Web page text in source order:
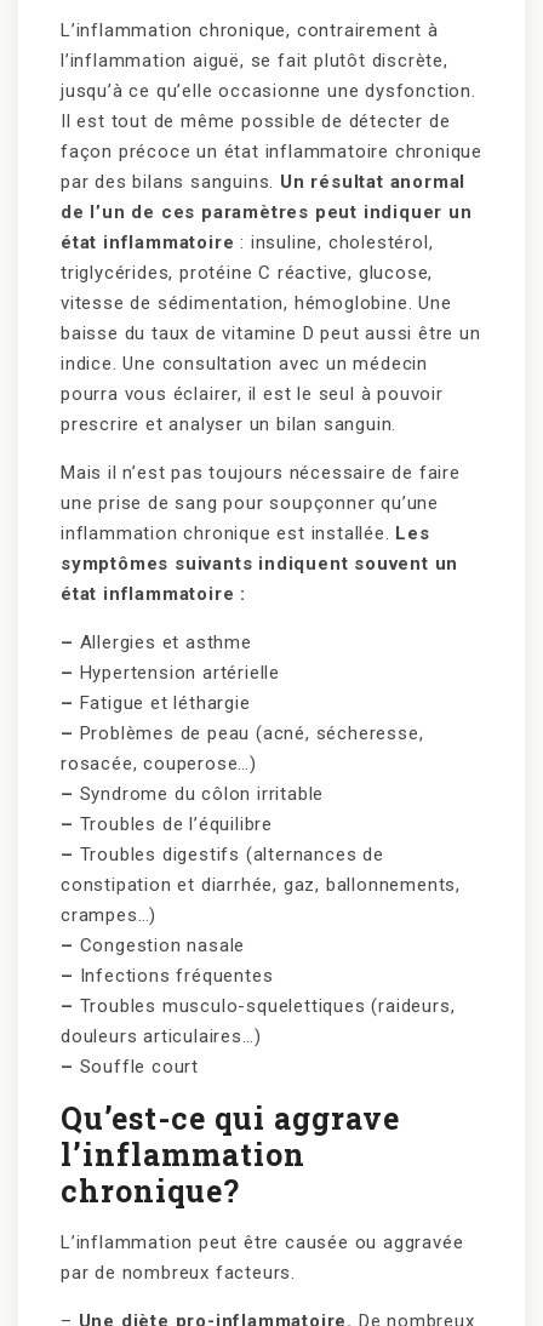
L’inflammation chronique, contrairement à
l’inflammation aiguë, se fait plutôt discrète,
jusqu’à ce qu’elle occasionne une dysfonction.
Il est tout de même possible de détecter de
façon précoce un état inflammatoire chronique
par des bilans sanguins. Un résultat anormal
de l’un de ces paramètres peut indiquer un
état inflammatoire : insuline, cholestérol,
triglycérides, protéine C réactive, glucose,
vitesse de sédimentation, hémoglobine. Une
baisse du taux de vitamine D peut aussi être un
indice. Une consultation avec un médecin
pourra vous éclairer, il est le seul à pouvoir
prescrire et analyser un bilan sanguin.
Mais il n’est pas toujours nécessaire de faire
une prise de sang pour soupçonner qu’une
inflammation chronique est installée. Les
symptômes suivants indiquent souvent un
état inflammatoire :
– Allergies et asthme
– Hypertension artérielle
– Fatigue et léthargie
– Problèmes de peau (acné, sécheresse,
rosacée, couperose…)
– Syndrome du côlon irritable
– Troubles de l’équilibre
– Troubles digestifs (alternances de
constipation et diarrhée, gaz, ballonnements,
crampes…)
– Congestion nasale
– Infections fréquentes
– Troubles musculo-squelettiques (raideurs,
douleurs articulaires…)
– Souffle court
Qu’est-ce qui aggrave
l’inflammation
chronique?
L’inflammation peut être causée ou aggravée
par de nombreux facteurs.
– Une diète pro-inflammatoire. De nombreux